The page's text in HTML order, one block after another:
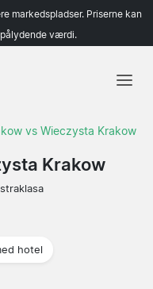
markedspladser. Priserne kan
værdi.
vs Wieczysta Krakow
Krakow
hotel